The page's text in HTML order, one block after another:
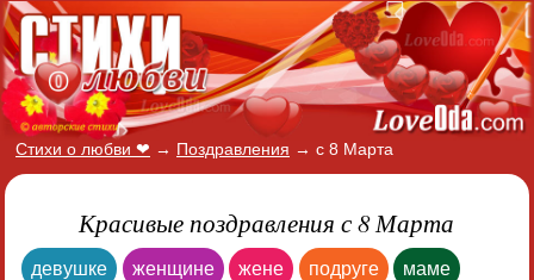
Стихи о любви ❤ → Поздравления → с 8 Марта
Красивые поздравления с 8 Марта
девушке женщине жене подруге маме